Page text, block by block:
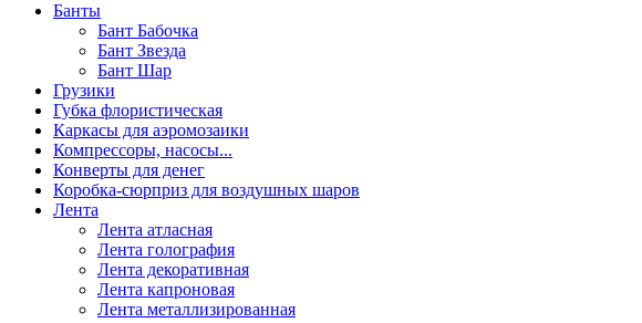
Банты
Бант Бабочка
Бант Звезда
Бант Шар
Грузики
Губка флористическая
Каркасы для аэромозаики
Компрессоры, насосы...
Конверты для денег
Коробка-сюрприз для воздушных шаров
Лента
Лента атласная
Лента голография
Лента декоративная
Лента капроновая
Лента металлизированная